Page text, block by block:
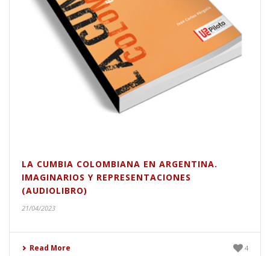
LA CUMBIA COLOMBIANA EN ARGENTINA.
IMAGINARIOS Y REPRESENTACIONES
(AUDIOLIBRO)
21/04/2023
Read More 4